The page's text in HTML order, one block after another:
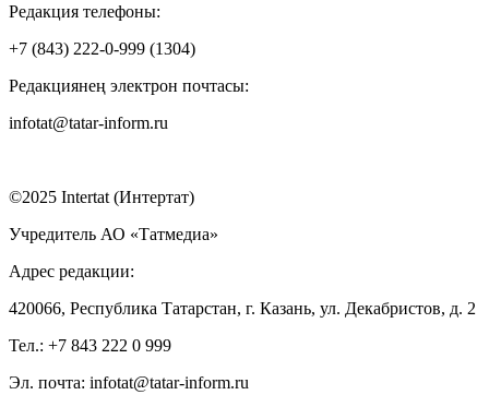
Редакция телефоны:
+7 (843) 222-0-999 (1304)
Редакциянең электрон почтасы:
infotat@tatar-inform.ru
©2025 Intertat (Интертат)
Учредитель АО «Татмедиа»
Адрес редакции:
420066, Республика Татарстан, г. Казань, ул. Декабристов, д. 2
Тел.: +7 843 222 0 999
Эл. почта: infotat@tatar-inform.ru